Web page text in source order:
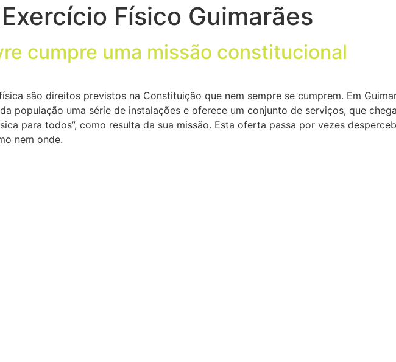
Exercício Físico Guimarães
cumpre uma missão constitucional
são direitos previstos na Constituição que nem sempre se cumprem. Em
população uma série de instalações e oferece um conjunto de serviços, que
para todos”, como resulta da sua missão. Esta oferta passa por vezes
nem onde.